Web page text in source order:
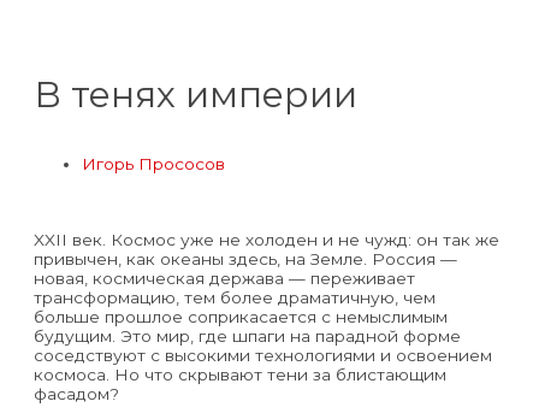
В тенях империи
Игорь Прососов
XXII век. Космос уже не холоден и не чужд: он так же
привычен, как океаны здесь, на Земле. Россия —
новая, космическая держава — переживает
трансформацию, тем более драматичную, чем
больше прошлое соприкасается с немыслимым
будущим. Это мир, где шпаги на парадной форме
соседствуют с высокими технологиями и освоением
космоса. Но что скрывают тени за блистающим
фасадом?